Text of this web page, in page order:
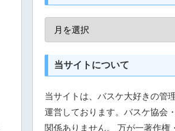
当サイトについて
当サイトは、バスケ大好きの管
運営しております。バスケ協会
関係ありません。 万が一著作権